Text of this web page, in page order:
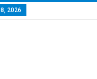
2026